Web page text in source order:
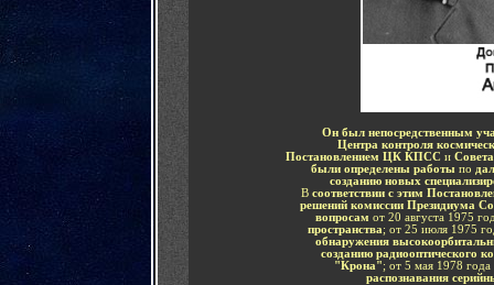
Он был непосредственным
Центра контроля
Постановлением ЦК КПСС и
были определены работы по
созданию новых
Всоответствии с этим
решений комиссии Президиума
вопросам от 20 августа 1975
пространства; от 25 июля 1975
обнаружения
созданию радиооптического
"Крона"; от 5 мая 1978
распознавания